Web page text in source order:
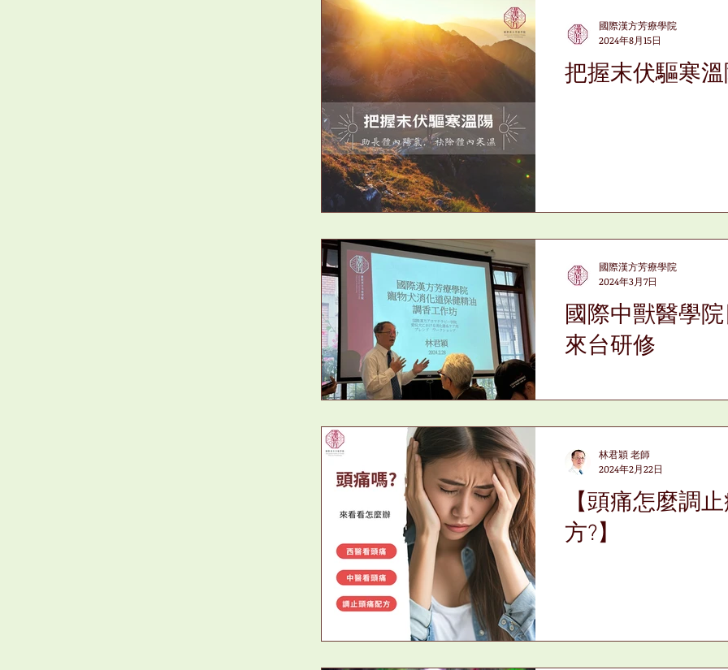
把握末伏驅寒
國際漢方芳療學院
2024年8月15日
國際中獸醫學
來台研修
國際漢方芳療學院
2024年3月7日
【頭痛怎麼調
方?】
林君穎 老師
2024年2月22日